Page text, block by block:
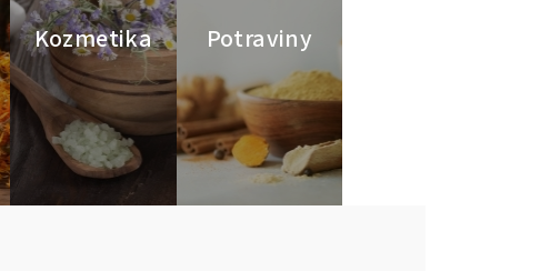
Kozmetika Potraviny